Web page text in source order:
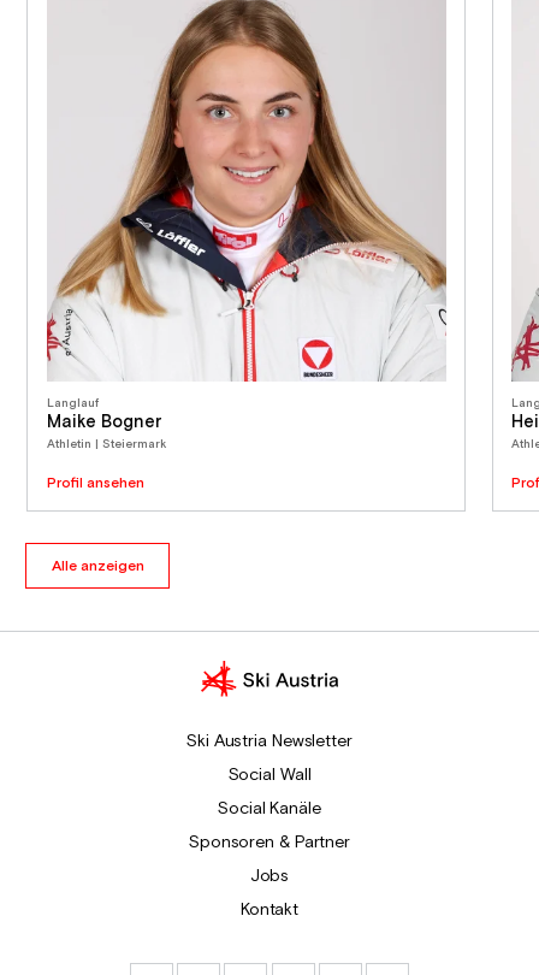
Langlauf
Maike Bogner
Athletin | Steiermark
Profil ansehen
Alle anzeigen
Ski Austria Newsletter
Social Wall
Social Kanäle
Sponsoren & Partner
Jobs
Kontakt